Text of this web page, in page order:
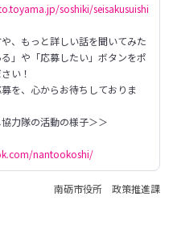
soshiki/seisakusuishi
、もっと詳しい話を聞いてみた
」や「応募したい」ボタンをポ
い！
を、心からお待ちしておりま
力隊の活動の様子＞＞
nantookoshi/
南砺市役所 政策推進課